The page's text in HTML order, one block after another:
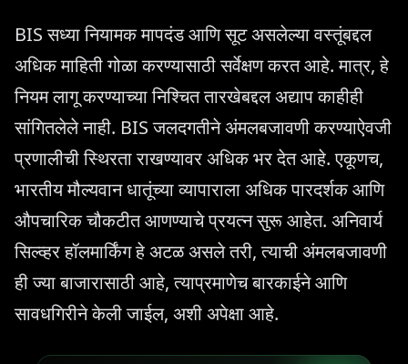
BIS सध्या नियामक मापदंड आणि सूट असलेल्या वस्तूंबद्दल
अधिक माहिती गोळा करण्यासाठी सर्वेक्षण करत आहे. मात्र, हे
नियम लागू करण्याच्या निश्चित तारखेबद्दल अद्याप काहीही
सांगितलेले नाही. BIS जलदगतीने अंमलबजावणी करण्याऐवजी
प्रणालीची स्थिरता राखण्यावर अधिक भर देत आहे. एकूणच,
भारतीय मौल्यवान धातूंच्या व्यापाराला अधिक पारदर्शक आणि
औपचारिक चौकटीत आणण्याचे प्रयत्न सुरू आहेत. अनिवार्य
सिल्व्हर हॉलमार्किंग हे अटळ असले तरी, त्याची अंमलबजावणी
ही ज्या बाजारासाठी आहे, त्याप्रमाणेच बारकाईने आणि
सावधगिरीने केली जाईल, अशी अपेक्षा आहे.